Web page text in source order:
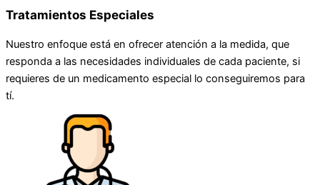
Tratamientos Especiales
Nuestro enfoque está en ofrecer atención a la medida, que
responda a las necesidades individuales de cada paciente, si
requieres de un medicamento especial lo conseguiremos para
tí.